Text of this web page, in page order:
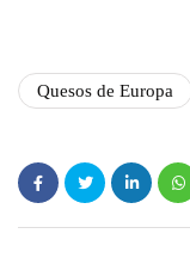
Quesos de Europa